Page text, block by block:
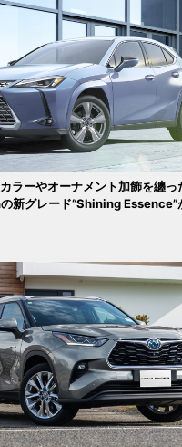
ラーやオーナメント加飾を纏っ
新グレード“Shining Essence”